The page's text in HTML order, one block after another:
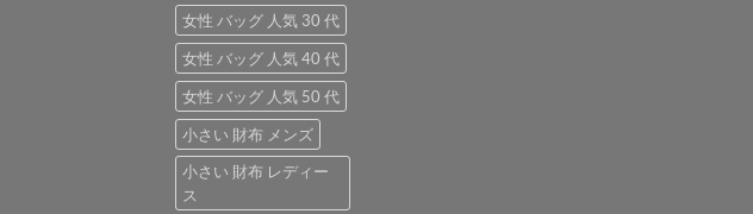
女性 バッグ 人気 30 代
女性 バッグ 人気 40 代
女性 バッグ 人気 50 代
小さい 財布 メンズ
小さい 財布 レディー
ス